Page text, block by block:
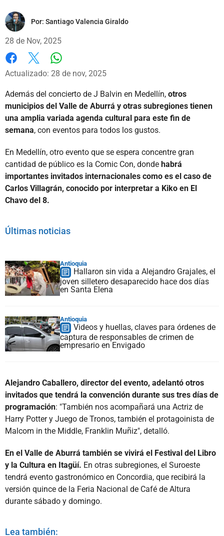
Por: Santiago Valencia Giraldo
28 de Nov, 2025
Facebook
X
Actualizado: 28 de nov, 2025
Además del concierto de J Balvin en Medellín, otros
municipios del Valle de Aburrá y otras subregiones tienen
una amplia variada agenda cultural para este fin de
semana, con eventos para todos los gustos.
En Medellín, otro evento que se espera concentre gran
cantidad de público es la Comic Con, donde habrá
importantes invitados internacionales como es el caso de
Carlos Villagrán, conocido por interpretar a Kiko en El
Chavo del 8.
Últimas noticias
Antioquia
Hallaron sin vida a Alejandro Grajales, el
joven silletero desaparecido hace dos días
en Santa Elena
Antioquia
Videos y huellas, claves para órdenes de
captura de responsables de crimen de
empresario en Envigado
Alejandro Caballero, director del evento, adelantó otros
invitados que tendrá la convención durante sus tres días de
programación: "También nos acompañará una Actriz de
Harry Potter y Juego de Tronos, también el protagoinista de
Malcom in the Middle, Franklin Muñiz", detalló.
En el Valle de Aburrá también se vivirá el Festival del Libro
y la Cultura en Itagüí. En otras subregiones, el Suroeste
tendrá evento gastronómico en Concordia, que recibirá la
versión quince de la Feria Nacional de Café de Altura
durante sábado y domingo.
Lea también: